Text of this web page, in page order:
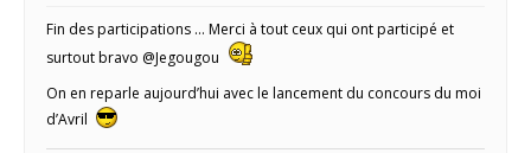
Fin des participations … Merci à tout ceux qui ont participé et
surtout bravo @Jegougou
On en reparle aujourd’hui avec le lancement du concours du moi
d’Avril